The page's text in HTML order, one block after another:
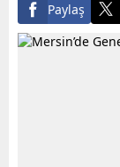
Paylaş